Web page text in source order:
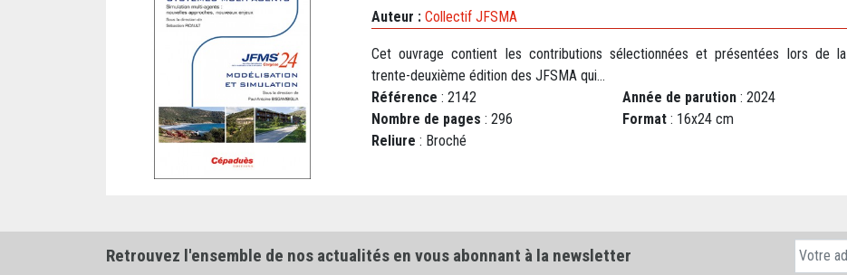
Auteur : Collectif JFSMA
Cet ouvrage contient les contributions sélectionnées et présentées lors de la
trente-deuxième édition des JFSMA qui...
Référence : 2142 Année de parution : 2024
Nombre de pages : 296 Format : 16x24 cm
Reliure : Broché
Retrouvez l'ensemble de nos actualités en vous abonnant à la newsletter